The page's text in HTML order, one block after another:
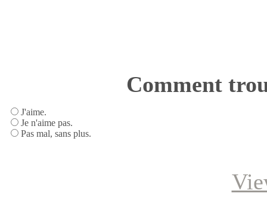
Comment
J'aime.
Je n'aime pas.
Pas mal, sans plus.